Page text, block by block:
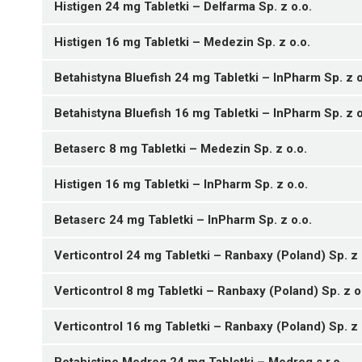
05909991596934 ¦ Rp ¦ 166290
20 tabl.
05909991596941 ¦ Rp ¦ 166291
60 tabl.
05909991596958 ¦ Rp ¦ 166292
100 tabl.
05909991596965 ¦ Rp ¦ 166293
120 tabl.
05909991594695 ¦ Rp ¦ 165871
20 tabl.
05909991594701 ¦ Rp ¦ 165872
60 tabl.
05909991594718 ¦ Rp ¦ 165873
100 tabl.
05909991584542 ¦ Rp ¦ 163784
20 tabl.
05909991584559 ¦ Rp ¦ 163785
60 tabl.
05909991584566 ¦ Rp ¦ 163786
100 tabl.
05909991584573 ¦ Rp ¦ 163787
120 tabl.
05909991582043 ¦ Rp ¦ 163175
20 tabl.
05909991582050 ¦ Rp ¦ 163176
60 tabl.
05909991582067 ¦ Rp ¦ 163177
100 tabl.
05909991582074 ¦ Rp ¦ 163178
120 tabl.
Histigen 24 mg Tabletki – Delfarma Sp. z o.o.
05909991582012 ¦ Rp ¦ 163172
20 tabl.
05909991582029 ¦ Rp ¦ 163173
60 tabl.
05909991582036 ¦ Rp ¦ 163174
100 tabl.
Histigen 16 mg Tabletki – Medezin Sp. z o.o.
05909991576363 ¦ Rp ¦ 162246
30 tabl.
05909991576370 ¦ Rp ¦ 162247
60 tabl.
Betahistyna Bluefish 24 mg Tabletki – InPharm Sp. z
05909991559250 ¦ Rp ¦ 159001
20 tabl.
05909991559267 ¦ Rp ¦ 159002
30 tabl.
05909991559274 ¦ Rp ¦ 159003
50 tabl.
05909991559281 ¦ Rp ¦ 159004
60 tabl.
Betahistyna Bluefish 16 mg Tabletki – InPharm Sp. z
05909991559069 ¦ Rp ¦ 158978
20 tabl.
05909991559076 ¦ Rp ¦ 158979
30 tabl.
05909991559083 ¦ Rp ¦ 158980
50 tabl.
Betaserc 8 mg Tabletki – Medezin Sp. z o.o.
05909991539320 ¦ Rp ¦ 154519
30 tabl.
05909991539337 ¦ Rp ¦ 154520
100 tabl.
Histigen 16 mg Tabletki – InPharm Sp. z o.o.
05909991528058 ¦ Rp ¦ 152603
30 tabl.
Betaserc 24 mg Tabletki – InPharm Sp. z o.o.
Verticontrol 24 mg Tabletki – Ranbaxy (Poland) Sp. z
Verticontrol 8 mg Tabletki – Ranbaxy (Poland) Sp. z
Verticontrol 16 mg Tabletki – Ranbaxy (Poland) Sp. z